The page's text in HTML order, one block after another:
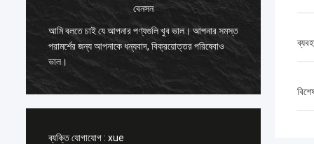
বেনসন
আমি বলতে চাই যে আপনার পণ্যগুলি খুব ভাল। আপনার সমস্ত
পরামর্শের জন্য আপনাকে ধন্যবাদ, বিক্রয়োত্তর পরিষেবাও
ভাল।
ভাল।
ব্যক্তি যোগাযোগ : xue